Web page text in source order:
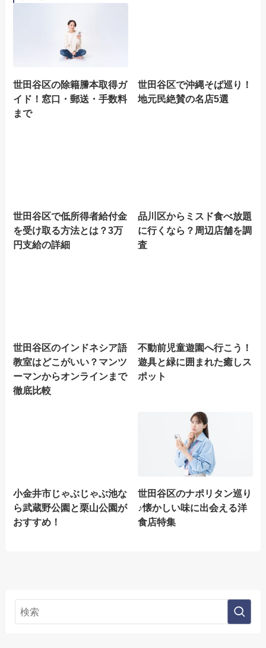
世田谷区の除籍謄本取得ガ
イド！窓口・郵送・手数料
まで
世田谷区で沖縄そば巡り！
地元民絶賛の名店5選
世田谷区で低所得者給付金
を受け取る方法とは？3万
円支給の詳細
品川区からミスド食べ放題
に行くなら？周辺店舗を調
査
世田谷区のインドネシア語
教室はどこがいい？マンツ
ーマンからオンラインまで
徹底比較
不動前児童遊園へ行こう！
遊具と緑に囲まれた癒しス
ポット
小金井市じゃぶじゃぶ池な
ら武蔵野公園と栗山公園が
おすすめ！
世田谷区のナポリタン巡り
♪懐かしい味に出会える洋
食店特集